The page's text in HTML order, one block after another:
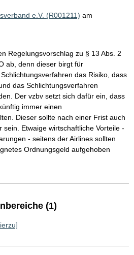
e.V. (R001211) am
Regelungsvorschlag zu § 13 Abs. 2
ab, denn dieser birgt für
das Risiko, dass
das Schlichtungsverfahren
Der vzbv setzt sich dafür ein, dass
immer einen
Dieser sollte nach einer Frist auch
sein. Etwaige wirtschaftliche Vorteile -
- seitens der Airlines sollten
Ordnungsgeld aufgehoben
(1)